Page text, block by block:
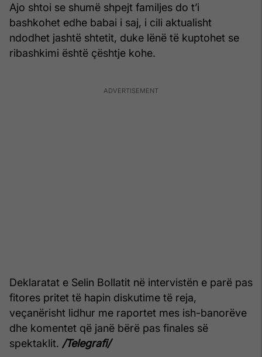
Ajo shtoi se shumë shpejt familjes do t’i
bashkohet edhe babai i saj, i cili aktualisht
ndodhet jashtë shtetit, duke lënë të kuptohet se
ribashkimi është çështje kohe.
Deklaratat e Selin Bollatit në intervistën e parë pas
fitores pritet të hapin diskutime të reja,
veçanërisht lidhur me raportet mes ish-banorëve
dhe komentet që janë bërë pas finales së
spektaklit. /Telegrafi/